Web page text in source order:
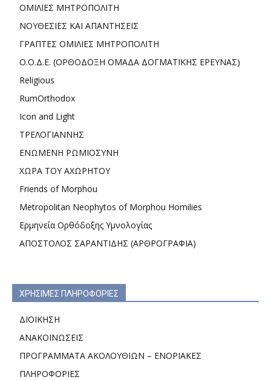
ΟΜΙΛΙΕΣ ΜΗΤΡΟΠΟΛΙΤΗ
ΝΟΥΘΕΣΙΕΣ ΚΑΙ ΑΠΑΝΤΗΣΕΙΣ
ΓΡΑΠΤΕΣ ΟΜΙΛΙΕΣ ΜΗΤΡΟΠΟΛΙΤΗ
Ο.Ο.Δ.Ε. (ΟΡΘΟΔΟΞΗ ΟΜΑΔΑ ΔΟΓΜΑΤΙΚΗΣ ΕΡΕΥΝΑΣ)
Religious
RumOrthodox
Icon and Light
ΤΡΕΛΟΓΙΑΝΝΗΣ
ΕΝΩΜΕΝΗ ΡΩΜΙΟΣΥΝΗ
ΧΩΡΑ ΤΟΥ ΑΧΩΡΗΤΟΥ
Friends of Morphou
Metropolitan Neophytos of Morphou Homilies
Ερμηνεία Ορθόδοξης Υμνολογίας
ΑΠΟΣΤΟΛΟΣ ΣΑΡΑΝΤΙΔΗΣ (ΑΡΘΡΟΓΡΑΦΙΑ)
ΧΡΗΣΙΜΕΣ ΠΛΗΡΟΦΟΡΙΕΣ
ΔΙΟΙΚΗΣΗ
ΑΝΑΚΟΙΝΩΣΕΙΣ
ΠΡΟΓΡΑΜΜΑΤΑ ΑΚΟΛΟΥΘΙΩΝ – ΕΝΟΡΙΑΚΕΣ
ΠΛΗΡΟΦΟΡΙΕΣ